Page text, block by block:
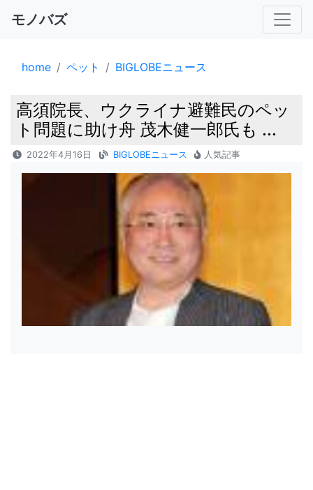
モノバズ
home ペット BIGLOBEニュース
高須院長、ウクライナ避難民のペッ
ト問題に助け舟 茂木健一郎氏も ...
2022年4月16日 BIGLOBEニュース 人気記事